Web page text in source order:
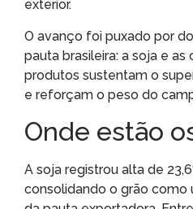
exterior.
O avanço foi puxado por
pauta brasileira: a soja e as
produtos sustentam o
e reforçam o peso do
Onde estão
A soja registrou alta de
consolidando o grão como